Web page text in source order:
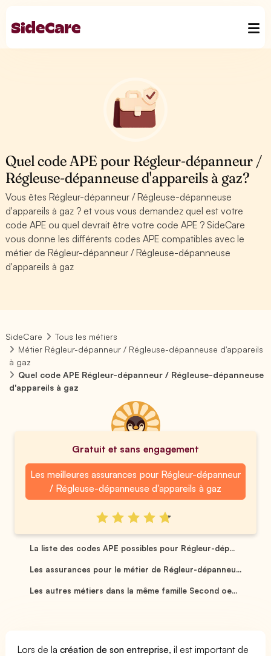
Quel code APE pour Régleur-dépanneur /
Régleuse-dépanneuse d'appareils à gaz?
Vous êtes Régleur-dépanneur / Régleuse-dépanneuse
d'appareils à gaz ? et vous vous demandez quel est votre
code APE ou quel devrait être votre code APE ? SideCare
vous donne les différents codes APE compatibles avec le
métier de Régleur-dépanneur / Régleuse-dépanneuse
d'appareils à gaz
SideCare
Tous les métiers
Métier Régleur-dépanneur / Régleuse-dépanneuse d'appareils
à gaz
Quel code APE Régleur-dépanneur / Régleuse-dépanneuse
d'appareils à gaz
Gratuit et sans engagement
Les meilleures assurances pour Régleur-dépanneur
/ Régleuse-dépanneuse d'appareils à gaz
La liste des codes APE possibles pour Régleur-dép...
Les assurances pour le métier de Régleur-dépanneu...
Les autres métiers dans la même famille Second oe...
Lors de lacréation de son entreprise, il est important de